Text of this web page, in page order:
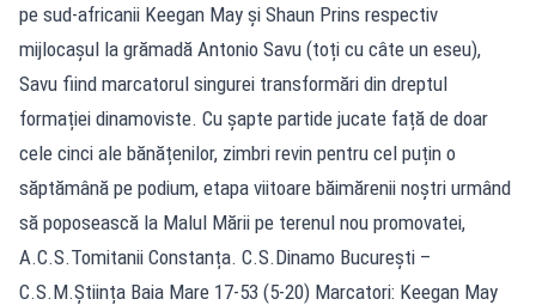
pe sud-africanii Keegan May și Shaun Prins respectiv
mijlocașul la grămadă Antonio Savu (toți cu câte un eseu),
Savu fiind marcatorul singurei transformări din dreptul
formației dinamoviste. Cu șapte partide jucate față de doar
cele cinci ale bănățenilor, zimbri revin pentru cel puțin o
săptămână pe podium, etapa viitoare băimărenii noștri urmând
să poposească la Malul Mării pe terenul nou promovatei,
A.C.S.Tomitanii Constanța. C.S.Dinamo București –
C.S.M.Știința Baia Mare 17-53 (5-20) Marcatori: Keegan May